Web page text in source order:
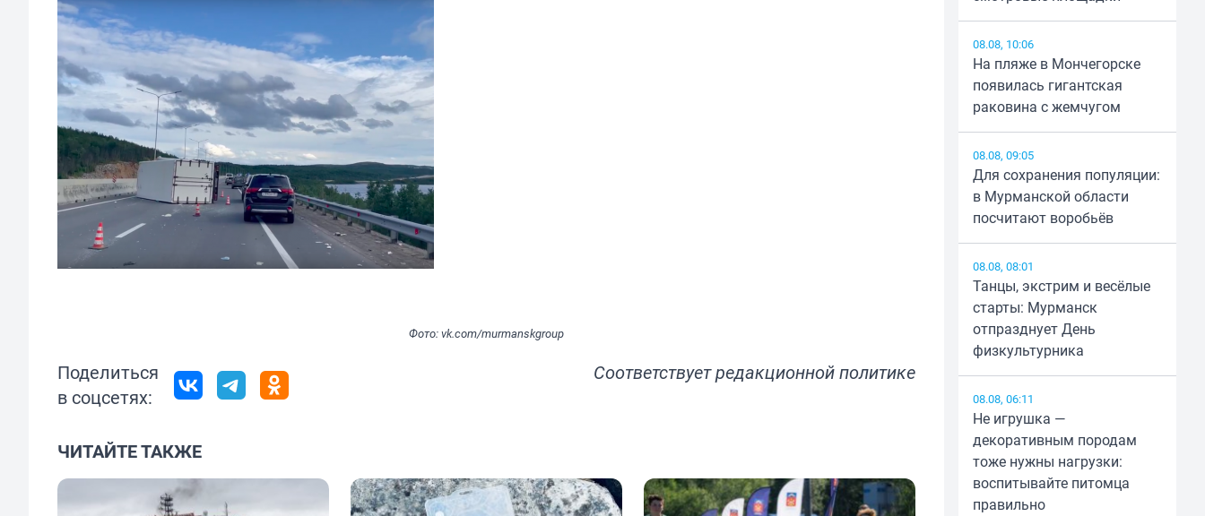
Фото: vk.com/murmanskgroup
Поделиться
в соцсетях:
Соответствуетредакционной политике
ЧИТАЙТЕ ТАКЖЕ
08.08, 10:06
На пляже в Мончегорске
появилась гигантская
раковина с жемчугом
08.08, 09:05
Для сохранения популяции:
в Мурманской области
посчитают воробьёв
08.08, 08:01
Танцы, экстрим и весёлые
старты: Мурманск
отпразднует День
физкультурника
08.08, 06:11
Не игрушка —
декоративным породам
тоже нужны нагрузки:
воспитывайте питомца
правильно